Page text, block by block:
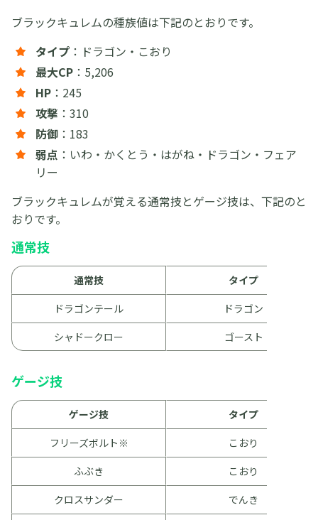
ブラックキュレムの種族値は下記のとおりです。
タイプ ：ドラゴン・こおり
最大CP ：5,206
HP ：245
攻撃 ：310
防御 ：183
弱点 ：いわ・かくとう・はがね・ドラゴン・フェア
リー
ブラックキュレムが覚える通常技とゲージ技は、下記のと
おりです。
通常技
通常技
タイプ
ドラゴンテール
ドラゴン
シャドークロー
ゴースト
ゲージ技
ゲージ技
タイプ
フリーズボルト※
こおり
ふぶき
こおり
クロスサンダー
でんき